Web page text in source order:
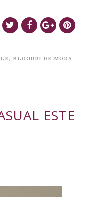
, BLOGURI DE MODA,
ESTE